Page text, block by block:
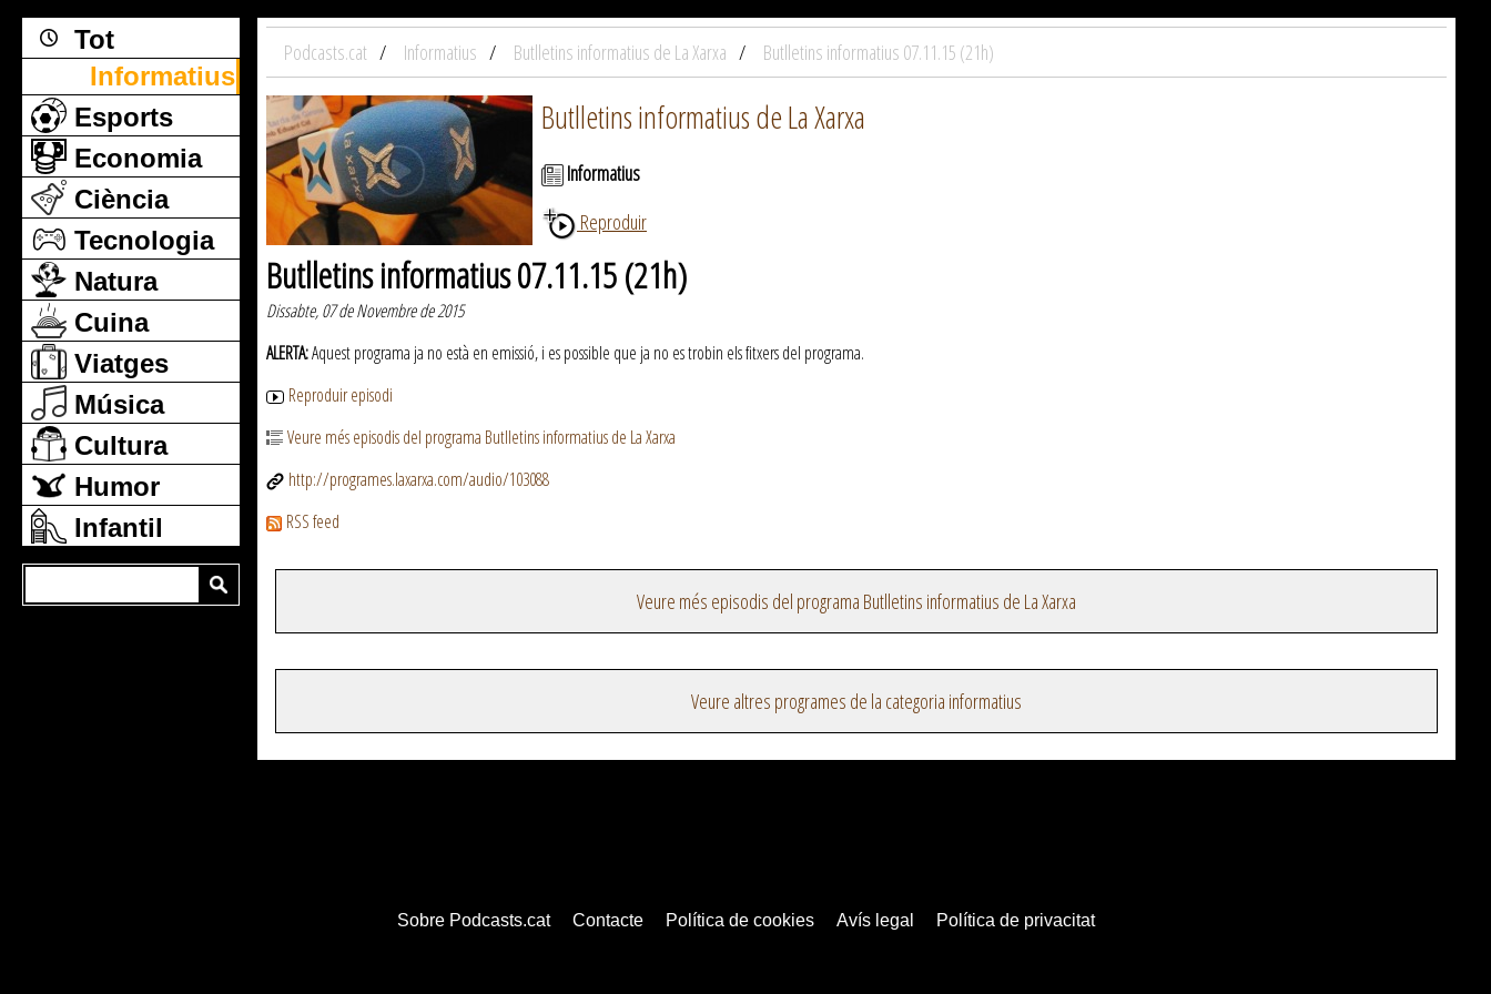
Tot
Informatius
Esports
Economia
Ciència
Tecnologia
Natura
Cuina
Viatges
Música
Cultura
Humor
Infantil
Podcasts.cat Informatius Butlletins informatius de La Xarxa Butlletins informatius 07.11.15 (21h)
Butlletins informatius de La Xarxa
Informatius
Reproduir
Butlletins informatius 07.11.15 (21h)
Dissabte, 07 de Novembre de 2015
ALERTA:Aquest programa ja no està en emissió, i es possible que ja no es trobin els fitxers del programa.
Reproduir episodi
Veure més episodis del programa Butlletins informatius de La Xarxa
http://programes.laxarxa.com/audio/103088
RSS feed
Veure més episodis del programa Butlletins informatius de La Xarxa
Veure altres programes de la categoria informatius
Sobre Podcasts.cat Contacte Política de cookies Avís legal Política de privacitat